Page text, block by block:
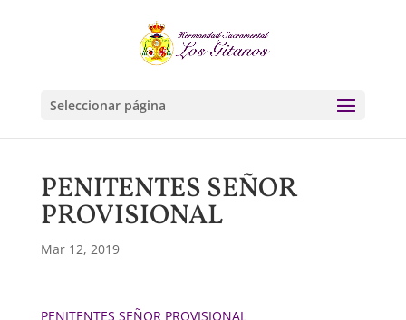
Seleccionar página
PENITENTES SEÑOR
PROVISIONAL
Mar 12, 2019
PENITENTES SEÑOR PROVISIONAL